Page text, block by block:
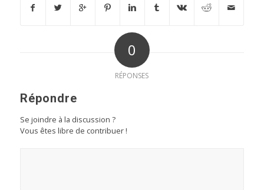
0
RÉPONSES
Répondre
Se joindre à la discussion ?
Vous êtes libre de contribuer !